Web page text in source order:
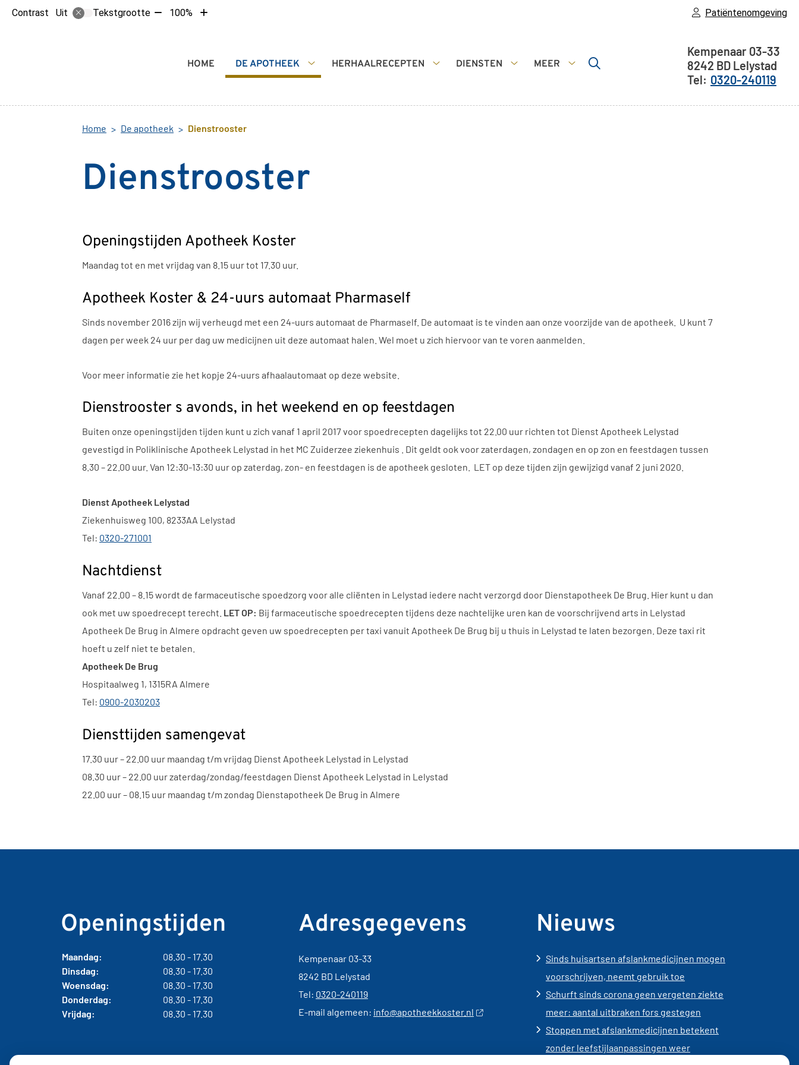
Contrast Uit Tekstgrootte Tekst100%
Tekst
Patiëntenomgeving
Hoofdmenu
HOME
DE APOTHEEK
De
HERHAALRECEPTEN
DIENSTEN
MEER
Kempenaar 03-33
8242 BD Lelystad
0320-240119
Home De apotheek Dienstrooster
Dienstrooster
Openingstijden Apotheek Koster
Maandag tot en met vrijdag van 8.15 uur tot 17.30 uur.
Apotheek Koster & 24-uurs automaat Pharmaself
Sinds november 2016 zijn wij verheugd met een 24-uurs automaat de Pharmaself. De automaat is te vinden aan onze voorzijde van de apotheek. U kunt 7
dagen per week 24 uur per dag uw medicijnen uit deze automaat halen. Wel moet u zich hiervoor van te voren aanmelden.
Voor meer informatie zie het kopje 24-uurs afhaalautomaat op deze website.
Dienstrooster s avonds, in het weekend en op feestdagen
Buiten onze openingstijden tijden kunt u zich vanaf 1 april 2017 voor spoedrecepten dagelijks tot 22.00 uur richten tot Dienst Apotheek Lelystad
gevestigd in Poliklinische Apotheek Lelystad in het MC Zuiderzee ziekenhuis . Dit geldt ook voor zaterdagen, zondagen en op zon en feestdagen tussen
8.30 – 22.00 uur. Van 12:30-13:30 uur op zaterdag, zon- en feestdagen is de apotheek gesloten. LET op deze tijden zijn gewijzigd vanaf 2 juni 2020.
Dienst Apotheek Lelystad
Ziekenhuisweg 100, 8233AA Lelystad
Tel: 0320-271001
Nachtdienst
Vanaf 22.00 – 8.15 wordt de farmaceutische spoedzorg voor alle cliënten in Lelystad iedere nacht verzorgd door Dienstapotheek De Brug. Hier kunt u dan
ook met uw spoedrecept terecht. LET OP: Bij farmaceutische spoedrecepten tijdens deze nachtelijke uren kan de voorschrijvend arts in Lelystad
Apotheek De Brug in Almere opdracht geven uw spoedrecepten per taxi vanuit Apotheek De Brug bij u thuis in Lelystad te laten bezorgen. Deze taxi rit
hoeft u zelf niet te betalen.
Apotheek De Brug
Hospitaalweg 1, 1315RA Almere
Tel: 0900-2030203
Diensttijden samengevat
17.30 uur – 22.00 uur maandag t/m vrijdag Dienst Apotheek Lelystad in Lelystad
08.30 uur – 22.00 uur zaterdag/zondag/feestdagen Dienst Apotheek Lelystad in Lelystad
22.00 uur – 08.15 uur maandag t/m zondag Dienstapotheek De Brug in Almere
Openingstijden
Maandag:
08.30 - 17.30
Dinsdag:
08.30 - 17.30
Woensdag:
08.30 - 17.30
Donderdag:
08.30 - 17.30
Vrijdag:
08.30 - 17.30
Adresgegevens
Kempenaar 03-33
8242 BD Lelystad
Tel: 0320-240119
E-mail algemeen: info@apotheekkoster.nl
Nieuws
Sinds huisartsen afslankmedicijnen mogen
voorschrijven, neemt gebruik toe
Schurft sinds corona geen vergeten ziekte
meer: aantal uitbraken fors gestegen
Stoppen met afslankmedicijnen betekent
zonder leefstijlaanpassingen weer